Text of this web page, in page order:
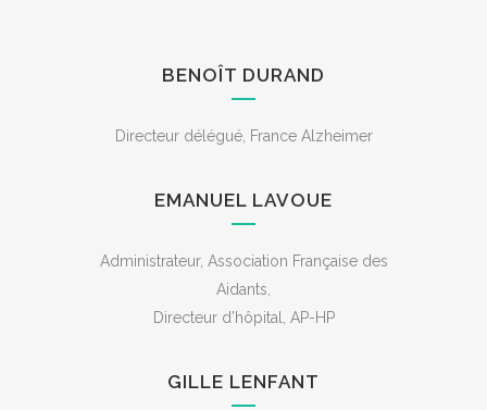
BENOÎT DURAND
Directeur délégué, France Alzheimer
EMANUEL LAVOUE
Administrateur, Association Française des
Aidants,
Directeur d’hôpital, AP-HP
GILLE LENFANT